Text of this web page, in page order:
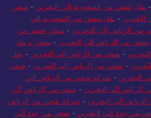
- نقل عفش من السعودية الي البحرين - شحن
البحرين - نقل عفش من السعودية الي
الرياض إلى البحرين - شحن عفش من
شحن من الرياض الى البحرين - شحن و نقل
- شحن من الرياض الي البحرين - نقل
- شحن من الرياض الى البحرين - شحن
البحرين - شركة شحن من الرياض الي
الى البحرين - شحن من الرياض الي
الي البحرين - شركة شحن من الرياض
من جدة الى البحرين - شحن من جدة الي